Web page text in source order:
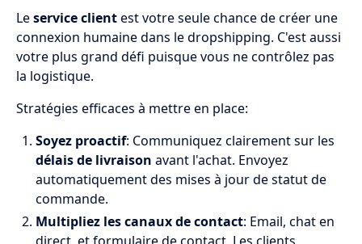
Leservice clientest votre seule chance de créer une
connexion humaine dans le dropshipping. C'est aussi
votre plus grand défi puisque vous ne contrôlez pas
la logistique.
Stratégies efficaces à mettre en place:
Soyez proactif: Communiquez clairement sur les
délais de livraison avant l'achat. Envoyez
automatiquement des mises à jour de statut de
commande.
Multipliez les canaux de contact: Email, chat en